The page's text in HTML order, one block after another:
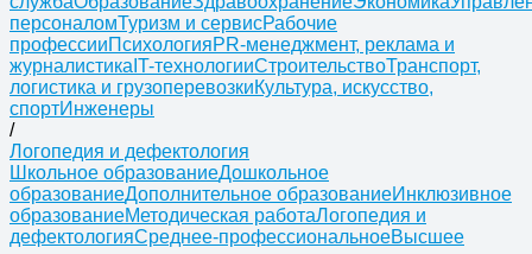
персоналомТуризм и сервисРабочие
профессииПсихологияPR-менеджмент, реклама и
журналистика IT-технологииСтроительствоТранспорт,
логистика и грузоперевозкиКультура, искусство,
спортИнженеры
/
Логопедия и дефектология
Школьное образованиеДошкольное
образованиеДополнительное образованиеИнклюзивное
образованиеМетодическая работаЛогопедия и
дефектологияСреднее-профессиональноеВысшее